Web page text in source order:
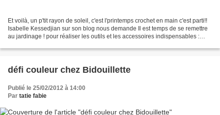
Et voilà, un p'tit rayon de soleil, c'est l'printemps crochet en main c'est parti!!
Isabelle Kessedjian sur son blog nous demande Il est temps de se remettre
au jardinage ! pour réaliser les outils et les accessoires indispensables :
défi couleur chez Bidouillette
Publié le 25/02/2012 à 14:00
Par tatie fabie